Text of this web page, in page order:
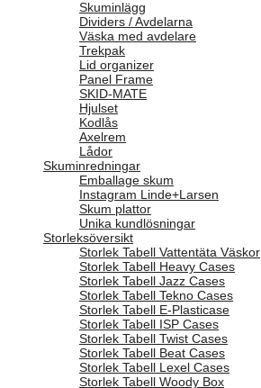
Skuminlägg
Dividers / Avdelarna
Väska med avdelare
Trekpak
Lid organizer
Panel Frame
SKID-MATE
Hjulset
Kodlås
Axelrem
Lådor
Skuminredningar
Emballage skum
Instagram Linde+Larsen
Skum plattor
Unika kundlösningar
Storleksöversikt
Storlek Tabell Vattentäta Väskor
Storlek Tabell Heavy Cases
Storlek Tabell Jazz Cases
Storlek Tabell Tekno Cases
Storlek Tabell E-Plasticase
Storlek Tabell ISP Cases
Storlek Tabell Twist Cases
Storlek Tabell Beat Cases
Storlek Tabell Lexel Cases
Storlek Tabell Woody Box